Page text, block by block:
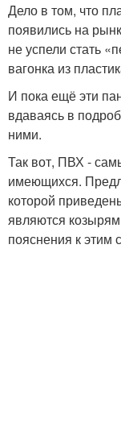
Дело в том, что
появились на
не успели стать
вагонка из
И пока ещё эти
вдаваясь в
ними.
Так вот, ПВХ -
имеющихся.
которой
являются
пояснения к